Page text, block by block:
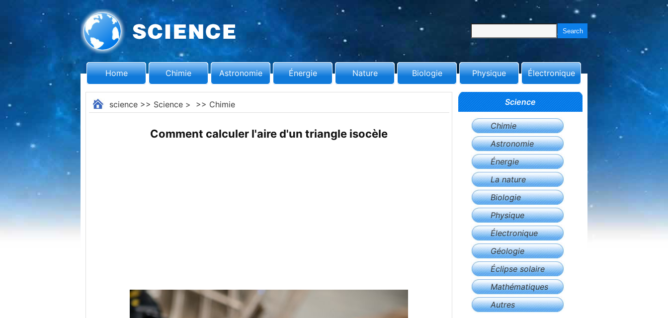
Home Chimie Astronomie Énergie Nature Biologie Physique Électronique
science>> Science> >> Chimie
Comment calculer l'aire d'un triangle isocèle
Science
Chimie
Astronomie
Énergie
La nature
Biologie
Physique
Électronique
Géologie
Éclipse solaire
Mathématiques
Autres